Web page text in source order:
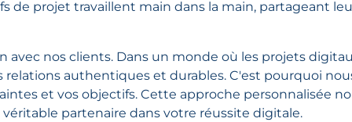
de projet travaillent main dans la main, partageant
avec nos clients. Dans un monde où les projets
relations authentiques et durables. C'est pourquoi
et vos objectifs. Cette approche personnalisée
partenaire dans votre réussite digitale.